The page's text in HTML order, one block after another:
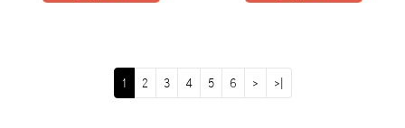
1 2 3 4 5 6 > >|